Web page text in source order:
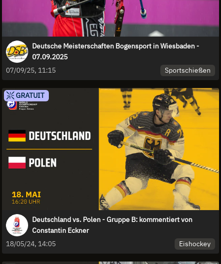
Deutsche Meisterschaften Bogensport in Wiesbaden -
07.09.2025
07/09/25, 11:15
Sportschießen
GRATUIT
Deutschland vs. Polen - Gruppe B: kommentiert von
Constantin Eckner
18/05/24, 14:05
Eishockey